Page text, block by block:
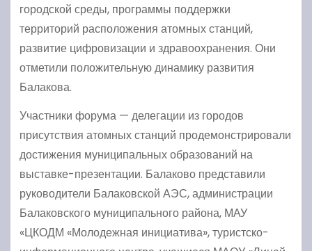
городской среды, программы поддержки
территорий расположения атомных станций,
развитие цифровизации и здравоохранения. Они
отметили положительную динамику развития
Балакова.
Участники форума — делегации из городов
присутствия атомных станций продемонстрировали
достижения муниципальных образований на
выставке-презентации. Балаково представили
руководители Балаковской АЭС, администрации
Балаковского муниципального района, МАУ
«ЦКОДМ «Молодежная инициатива», туристско-